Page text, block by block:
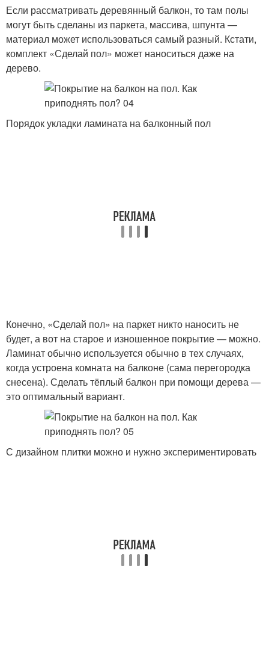
Если рассматривать деревянный балкон, то там полы
могут быть сделаны из паркета, массива, шпунта —
материал может использоваться самый разный. Кстати,
комплект «Сделай пол» может наноситься даже на
дерево.
Порядок укладки ламината на балконный пол
Конечно, «Сделай пол» на паркет никто наносить не
будет, а вот на старое и изношенное покрытие — можно.
Ламинат обычно используется обычно в тех случаях,
когда устроена комната на балконе (сама перегородка
снесена). Сделать тёплый балкон при помощи дерева —
это оптимальный вариант.
С дизайном плитки можно и нужно экспериментировать